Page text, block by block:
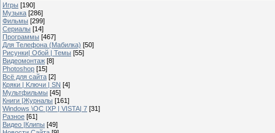
Игры [190]
Музыка [286]
Фильмы [299]
Сериалы [14]
Программы [467]
Для Телефона (Мабилка) [50]
Рисунки| Обой | Темы [55]
Видеомонтаж [8]
Photoshop [15]
Всё для сайта [2]
Кряки | Kлючи | SN [4]
Мультфильмы [45]
Книги |Журналы [161]
Windows \OC |XP | VISTA| 7 [31]
Разное [61]
Видео |Клипы [49]